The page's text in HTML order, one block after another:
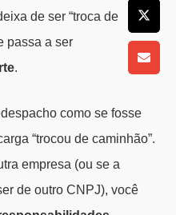
de ser “troca de
passa a ser
.
como se fosse
“trocou de caminhão”.
empresa (ou se a
de outro CNPJ), você